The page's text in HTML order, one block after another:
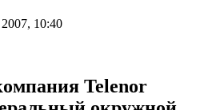
10:40
Telenor